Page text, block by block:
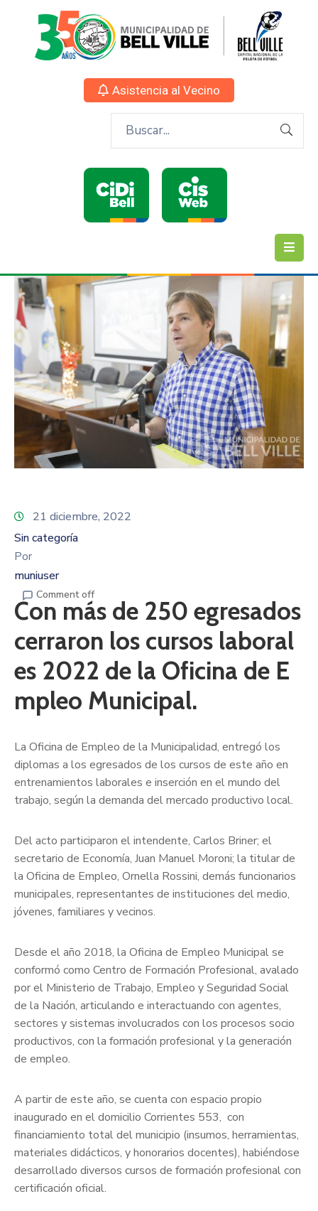
Asistencia al Vecino
21 diciembre, 2022
Sin categoría
Por
muniuser
Comment off
Con más de 250 egresados
cerraron los cursos laboral
es 2022 de la Oficina de E
mpleo Municipal.
La Oficina de Empleo de la Municipalidad, entregó los
diplomas a los egresados de los cursos de este año en
entrenamientos laborales e inserción en el mundo del
trabajo, según la demanda del mercado productivo local.
Del acto participaron el intendente, Carlos Briner; el
secretario de Economía, Juan Manuel Moroni; la titular de
la Oficina de Empleo, Ornella Rossini, demás funcionarios
municipales, representantes de instituciones del medio,
jóvenes, familiares y vecinos.
Desde el año 2018, la Oficina de Empleo Municipal se
conformó como Centro de Formación Profesional, avalado
por el Ministerio de Trabajo, Empleo y Seguridad Social
de la Nación, articulando e interactuando con agentes,
sectores y sistemas involucrados con los procesos socio
productivos, con la formación profesional y la generación
de empleo.
A partir de este año, se cuenta con espacio propio
inaugurado en el domicilio Corrientes 553, con
financiamiento total del municipio (insumos, herramientas,
materiales didácticos, y honorarios docentes), habiéndose
desarrollado diversos cursos de formación profesional con
certificación oficial.